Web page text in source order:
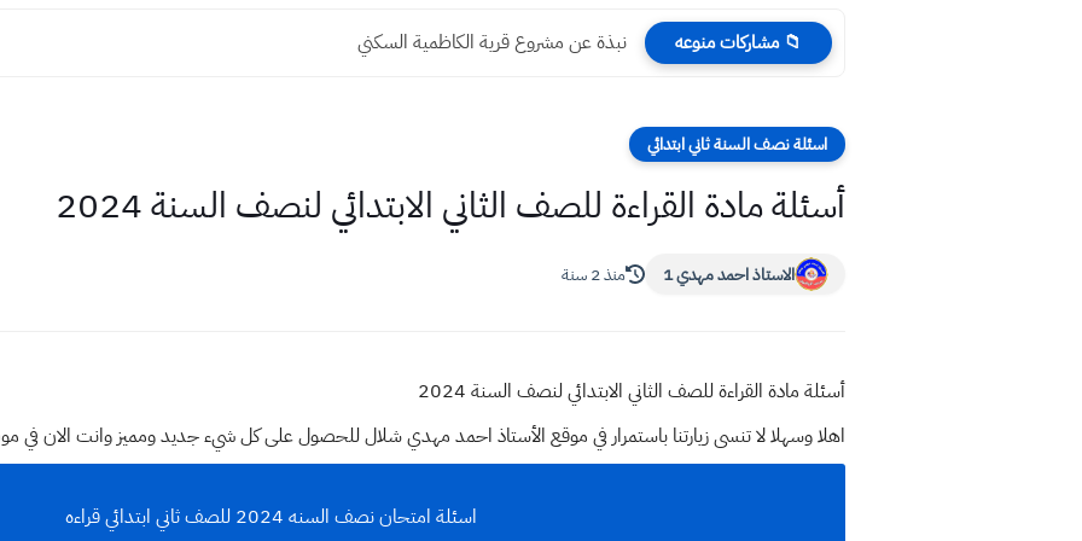
📁 مشاركات منوعه نبذة عن مشروع قرية الكاظمية السكني
اسئلة نصف السنة ثاني ابتدائي
أسئلة مادة القراءة للصف الثاني الابتدائي لنصف السنة 2024
الاستاذ احمد مهدي 1 منذ 2 سنة
أسئلة مادة القراءة للصف الثاني الابتدائي لنصف السنة 2024
اهلا وسهلالا تنسى زيارتنا باستمرار في موقع الأستاذ احمد مهدي شلال للحصول على كل شيء جديد ومميز وانت الان في
اسئلة امتحان نصف السنه 2024 للصف ثاني ابتدائي قراءه